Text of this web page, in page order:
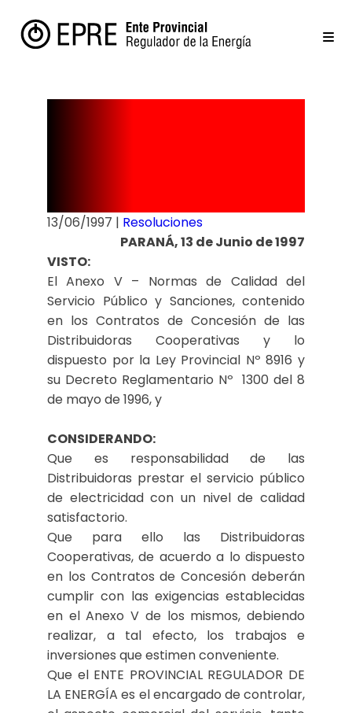
13/06/1997 | Resoluciones
PARANÁ, 13 de Junio de 1997
VISTO:
El Anexo V – Normas de Calidad del
Servicio Público y Sanciones, contenido
en los Contratos de Concesión de las
Distribuidoras Cooperativas y lo
dispuesto por la Ley Provincial Nº 8916 y
su Decreto Reglamentario Nº 1300 del 8
de mayo de 1996, y
CONSIDERANDO:
Que es responsabilidad de las
Distribuidoras prestar el servicio público
de electricidad con un nivel de calidad
satisfactorio.
Que para ello las Distribuidoras
Cooperativas, de acuerdo a lo dispuesto
en los Contratos de Concesión deberán
cumplir con las exigencias establecidas
en el Anexo V de los mismos, debiendo
realizar, a tal efecto, los trabajos e
inversiones que estimen conveniente.
Que el ENTE PROVINCIAL REGULADOR DE
LA ENERGÍA es el encargado de controlar,